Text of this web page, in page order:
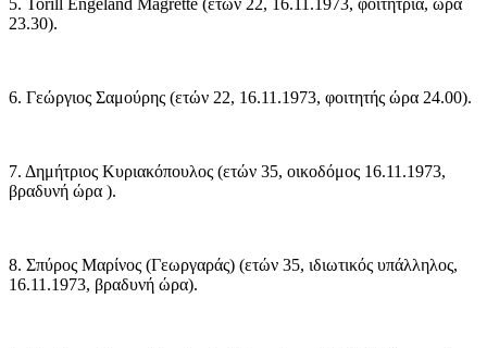
5. Torill Engeland Magrette (ετών 22, 16.11.1973, φοιτήτρια, ώρα
23.30).
6. Γεώργιος Σαμούρης (ετών 22, 16.11.1973, φοιτητής ώρα 24.00).
7. Δημήτριος Κυριακόπουλος (ετών 35, οικοδόμος 16.11.1973,
βραδυνή ώρα ).
8. Σπύρος Μαρίνος (Γεωργαράς) (ετών 35, ιδιωτικός υπάλληλος,
16.11.1973, βραδυνή ώρα).